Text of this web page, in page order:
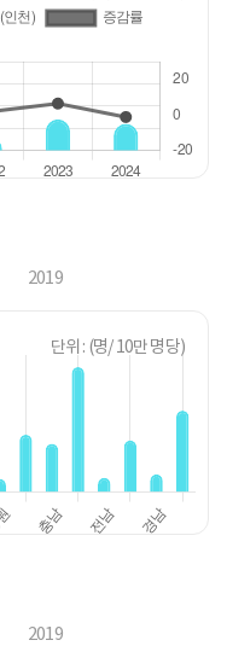
2019
단위 : (명/ 10만 명당)
2019